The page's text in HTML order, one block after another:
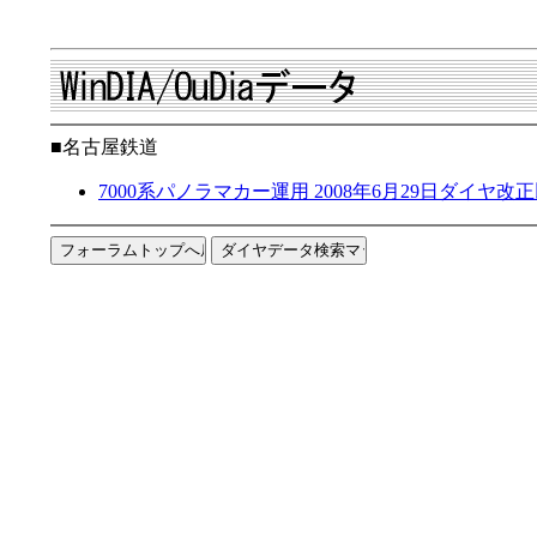
■名古屋鉄道
7000系パノラマカー運用 2008年6月29日ダイヤ改